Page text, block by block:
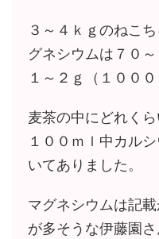
３～４ｋｇのねこ
グネシウムは７０
１～２ｇ（１００
麦茶の中にどれく
１００ｍｌ中カル
いてありました。
マグネシウムは記
が多そうな伊藤園